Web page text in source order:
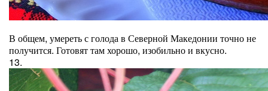
В общем, умереть с голода в Северной Македонии точно не
получится. Готовят там хорошо, изобильно и вкусно.
13.